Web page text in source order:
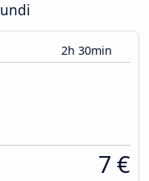
2h 30min
7 €